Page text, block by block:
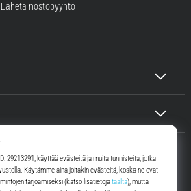
Lähetä nostopyyntö